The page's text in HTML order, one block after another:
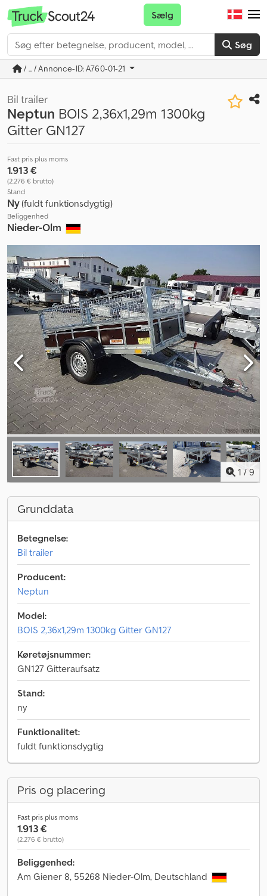
Søg
Sælg
/ ... / Annonce-ID: A760-01-21
Bil trailer
Neptun BOIS 2,36x1,29m 1300kg
Gitter GN127
Fast pris plus moms
1.913 €
(2.276 € brutto)
Stand
Ny(fuldt funktionsdygtig)
Beliggenhed
Nieder-Olm
1 / 9
Grunddata
Betegnelse:
Bil trailer
Producent:
Neptun
Model:
BOIS 2,36x1,29m 1300kg Gitter GN127
Køretøjsnummer:
GN127 Gitteraufsatz
Stand:
ny
Funktionalitet:
fuldt funktionsdygtig
Pris og placering
Fast pris plus moms
1.913 €
(2.276 € brutto)
Beliggenhed:
Am Giener 8, 55268 Nieder-Olm, Deutschland